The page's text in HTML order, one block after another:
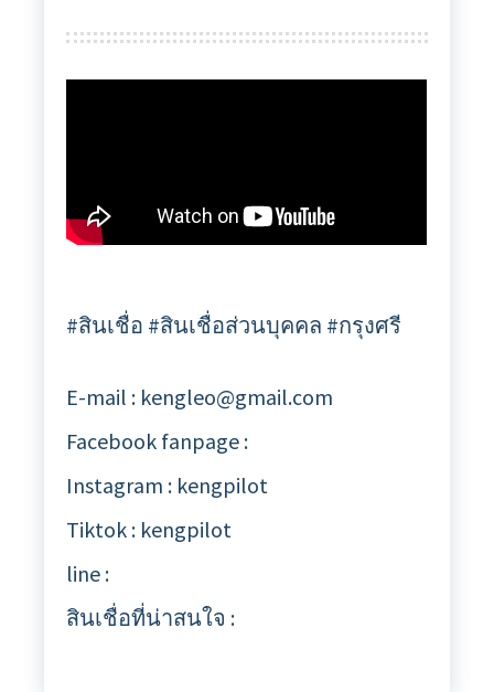
#สินเชื่อ #สินเชื่อส่วนบุคคล #กรุงศรี
E-mail : kengleo@gmail.com
Facebook fanpage :
Instagram : kengpilot
Tiktok : kengpilot
line :
สินเชื่อที่น่าสนใจ :